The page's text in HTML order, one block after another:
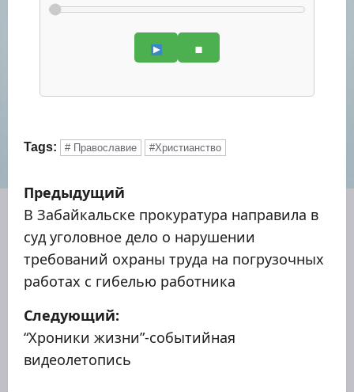
⏹
Tags: # Православие #Христианство
Н
а
в
и
г
а
Предыдущий
В Забайкальске прокуратура направила в
суд уголовное дело о нарушении
требований охраны труда на погрузочных
работах с гибелью работника
Следующий:
“Хроники жизни”-событийная
видеолетопись